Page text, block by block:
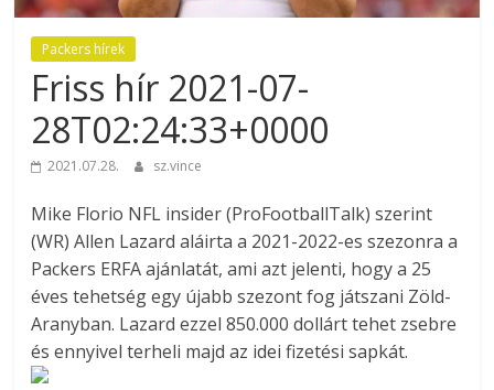
Packers hírek
Friss hír 2021-07-
28T02:24:33+0000
2021.07.28. sz.vince
Mike Florio NFL insider (ProFootballTalk) szerint
(WR) Allen Lazard aláirta a 2021-2022-es szezonra a
Packers ERFA ajánlatát, ami azt jelenti, hogy a 25
éves tehetség egy újabb szezont fog játszani Zöld-
Aranyban. Lazard ezzel 850.000 dollárt tehet zsebre
és ennyivel terheli majd az idei fizetési sapkát.